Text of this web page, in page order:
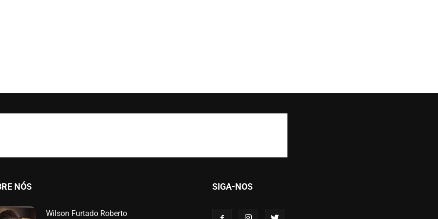
NÓS
Wilson Furtado Roberto
SIGA-NOS